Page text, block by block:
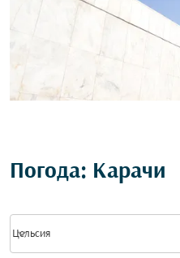
Погода: Карачи
Цельсия
keyboard_arrow_down